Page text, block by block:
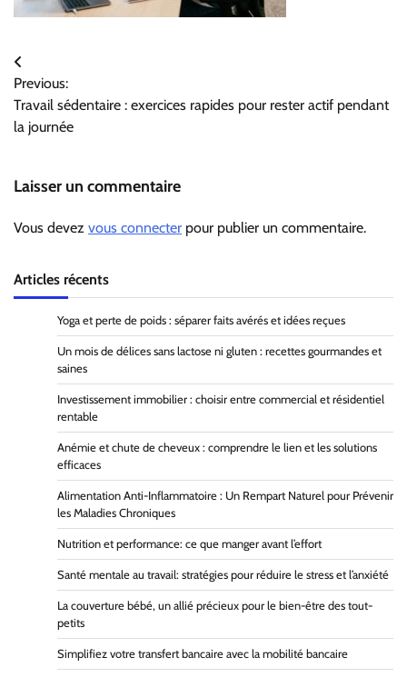
Navigation
de
l’article
Previous:
Travail sédentaire : exercices rapides pour rester actif pendant
la journée
Laisser un commentaire
Vous devez vous connecter pour publier un commentaire.
Articles récents
Yoga et perte de poids : séparer faits avérés et idées reçues
Un mois de délices sans lactose ni gluten : recettes gourmandes et
saines
Investissement immobilier : choisir entre commercial et résidentiel
rentable
Anémie et chute de cheveux : comprendre le lien et les solutions
efficaces
Alimentation Anti-Inflammatoire : Un Rempart Naturel pour Prévenir
les Maladies Chroniques
Nutrition et performance: ce que manger avant l’effort
Santé mentale au travail: stratégies pour réduire le stress et l’anxiété
La couverture bébé, un allié précieux pour le bien-être des tout-
petits
Simplifiez votre transfert bancaire avec la mobilité bancaire